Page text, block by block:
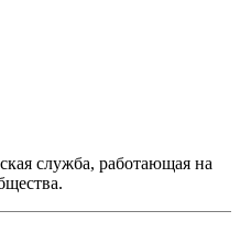
служба, работающая на